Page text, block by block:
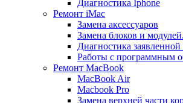
Диагностика Iphone
Ремонт iMac
Замена аксессуаров
Замена блоков и
Диагностика
Работы с программным
Ремонт MacBook
MacBook Air
Macbook Pro
Замена верхней части